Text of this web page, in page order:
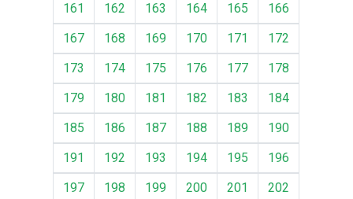
161
162 163 164 165
166
167
168 169 170 171
172
173
174 175 176 177
178
179
180 181 182 183
184
185
186 187 188 189
190
191
192 193 194 195
196
197
198 199 200 201
202